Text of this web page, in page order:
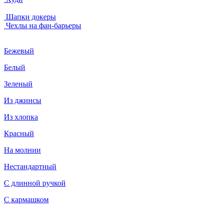
Шапки докеры
Чехлы на фан-барьеры
Бежевый
Белый
Зеленый
Из джинсы
Из хлопка
Красный
На молнии
Нестандартный
С длинной ручкой
С кармашком